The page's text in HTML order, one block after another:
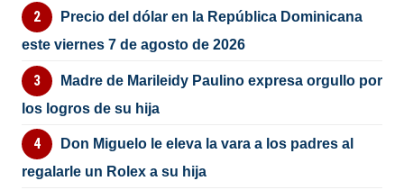
Precio del dólar en la República Dominicana
este viernes 7 de agosto de 2026
Madre de Marileidy Paulino expresa orgullo por
los logros de su hija
Don Miguelo le eleva la vara a los padres al
regalarle un Rolex a su hija